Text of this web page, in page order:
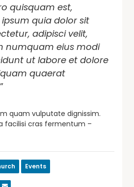
quisquam est,
quia dolor sit
adipisci velit,
numquam eius modi
ut labore et dolore
quaerat
”
quam vulputate dignissim.
facilisi cras fermentum –
Events